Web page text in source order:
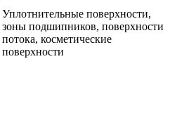
Уплотнительные поверхности,
зоны подшипников, поверхности
потока, косметические
поверхности